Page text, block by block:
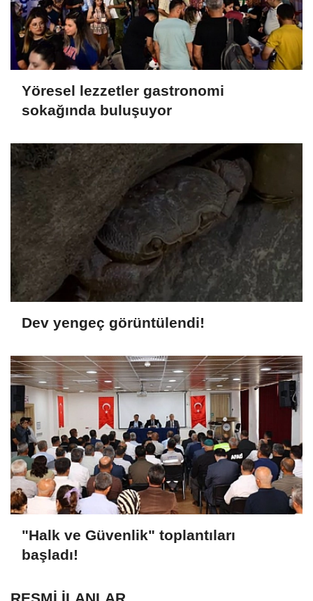
Yöresel lezzetler gastronomi
sokağında buluşuyor
Dev yengeç görüntülendi!
"Halk ve Güvenlik" toplantıları
başladı!